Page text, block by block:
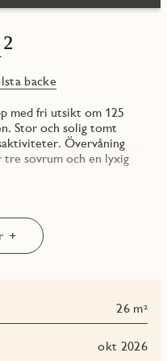
backe
med fri utsikt om 125
Stor och solig tomt
Övervåning
tre sovrum och en lyxig
golvvärme, som
tvättmaskin och
tvättutrustningen finns
+
26 m²
okt 2026